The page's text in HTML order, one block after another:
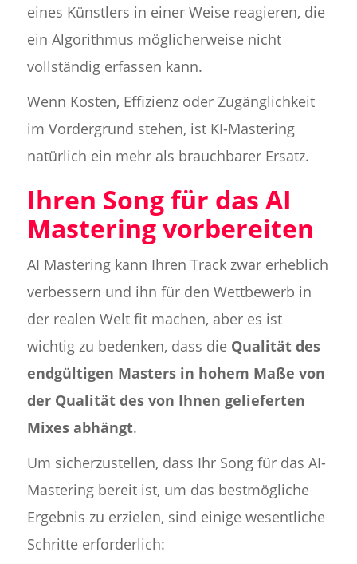
eines Künstlers in einer Weise reagieren, die
ein Algorithmus möglicherweise nicht
vollständig erfassen kann.
Wenn Kosten, Effizienz oder Zugänglichkeit
im Vordergrund stehen, ist KI-Mastering
natürlich ein mehr als brauchbarer Ersatz.
Ihren Song für das AI
Mastering vorbereiten
AI Mastering kann Ihren Track zwar erheblich
verbessern und ihn für den Wettbewerb in
der realen Welt fit machen, aber es ist
wichtig zu bedenken, dass die Qualität des
endgültigen Masters in hohem Maße von
der Qualität des von Ihnen gelieferten
Mixes abhängt.
Um sicherzustellen, dass Ihr Song für das AI-
Mastering bereit ist, um das bestmögliche
Ergebnis zu erzielen, sind einige wesentliche
Schritte erforderlich: